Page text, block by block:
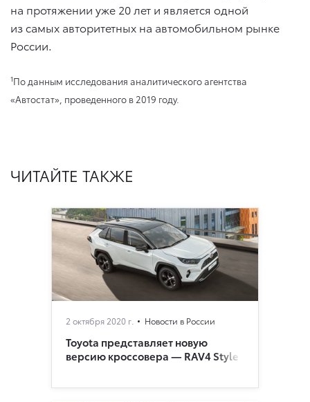
на протяжении уже 20 лет и является одной
из самых авторитетных на автомобильном рынке
России.
1По данным исследования аналитического агентства
«Автостат», проведенного в 2019 году.
ЧИТАЙТЕ ТАКЖЕ
2 октября 2020 г. Новости в России
Toyota представляет новую
версию кроссовера — RAV4 Style